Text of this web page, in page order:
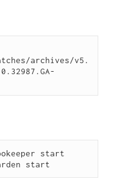
archives/v5.
start